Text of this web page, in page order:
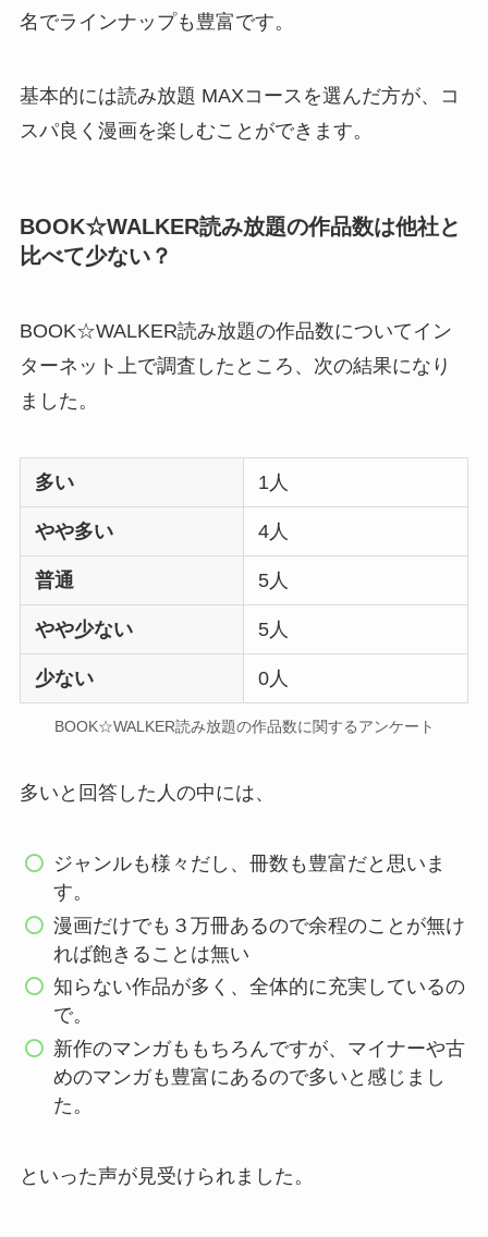
名でラインナップも豊富です。
基本的には読み放題 MAXコースを選んだ方が、コ
スパ良く漫画を楽しむことができます。
BOOK☆WALKER読み放題の作品数は他社と
比べて少ない？
BOOK☆WALKER読み放題の作品数についてイン
ターネット上で調査したところ、次の結果になり
ました。
多い 1人
やや多い 4人
普通 5人
やや少ない 5人
少ない 0人
BOOK☆WALKER読み放題の作品数に関するアンケート
多いと回答した人の中には、
ジャンルも様々だし、冊数も豊富だと思いま
す。
漫画だけでも３万冊あるので余程のことが無け
れば飽きることは無い
知らない作品が多く、全体的に充実しているの
で。
新作のマンガももちろんですが、マイナーや古
めのマンガも豊富にあるので多いと感じまし
た。
といった声が見受けられました。